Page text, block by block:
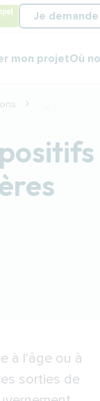
Je
mon projetOù
...
à l'âge ou à
sorties de